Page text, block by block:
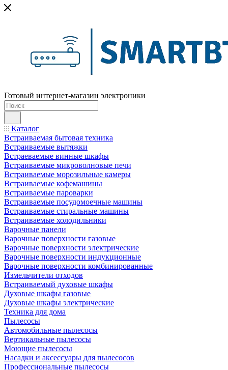
Готовый интернет-магазин электроники
Каталог
Встраиваемая бытовая техника
Встраиваемые вытяжки
Встраеваемые винные шкафы
Встраиваемые микроволновые печи
Встраиваемые морозильные камеры
Встраиваемые кофемашины
Встраиваемые пароварки
Встраиваемые посудомоечные машины
Встраиваемые стиральные машины
Встраиваемые холодильники
Варочные панели
Варочные поверхности газовые
Варочные поверхности электрические
Варочные поверхности индукционные
Варочные поверхности комбинированные
Измельчители отходов
Встраиваемый духовые шкафы
Духовые шкафы газовые
Духовые шкафы электрические
Техника для дома
Пылесосы
Автомобильные пылесосы
Вертикальные пылесосы
Моющие пылесосы
Насадки и аксессуары для пылесосов
Профессиональные пылесосы